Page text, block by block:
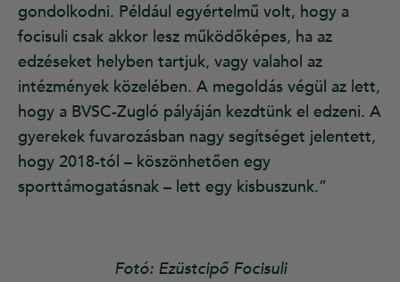
gondolkodni. Például egyértelmű volt, hogy a
focisuli csak akkor lesz működőképes, ha az
edzéseket helyben tartjuk, vagy valahol az
intézmények közelében. A megoldás végül az lett,
hogy a BVSC-Zugló pályáján kezdtünk el edzeni. A
gyerekek fuvarozásban nagy segítséget jelentett,
hogy 2018-tól – köszönhetően egy
sporttámogatásnak – lett egy kisbuszunk.”
Fotó: Ezüstcipő Focisuli